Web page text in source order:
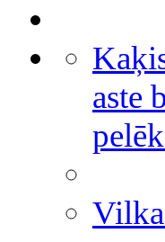
aste
Vilka